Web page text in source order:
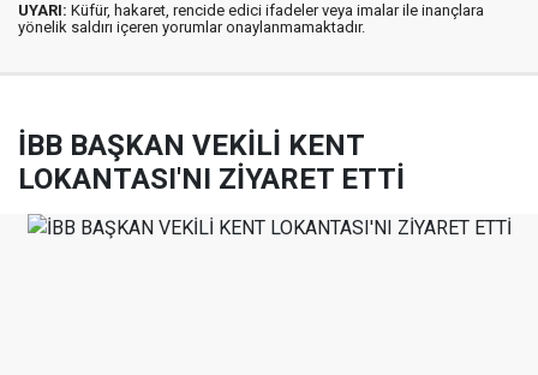
UYARI: Küfür, hakaret, rencide edici ifadeler veya imalar ile inançlara
yönelik saldırı içeren yorumlar onaylanmamaktadır.
İBB BAŞKAN VEKİLİ KENT
LOKANTASI'NI ZİYARET ETTİ